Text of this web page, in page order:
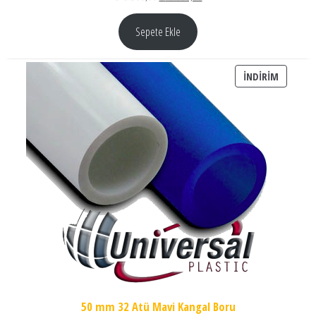
Sepete Ekle
İNDIRIM
50 mm 32 Atü Mavi Kangal Boru